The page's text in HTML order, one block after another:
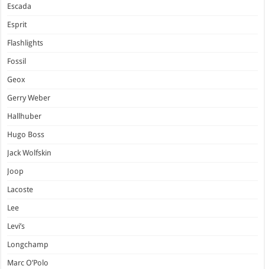
Escada
Esprit
Flashlights
Fossil
Geox
Gerry Weber
Hallhuber
Hugo Boss
Jack Wolfskin
Joop
Lacoste
Lee
Levi’s
Longchamp
Marc O’Polo